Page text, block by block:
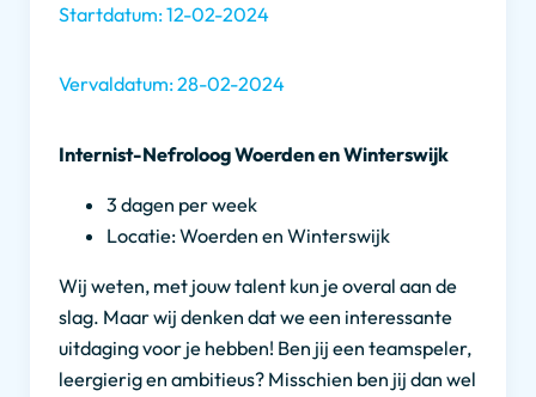
Startdatum: 12-02-2024
Vervaldatum: 28-02-2024
Internist-Nefroloog Woerdenen Winterswijk
3 dagen per week
Locatie: Woerden en Winterswijk
Wij weten, met jouw talent kun je overal aan de
slag. Maar wij denken dat we een interessante
uitdaging voor je hebben! Ben jij een teamspeler,
leergierig en ambitieus? Misschien ben jij dan wel